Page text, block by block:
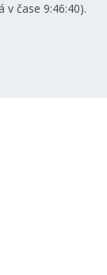
v čase 9:46:40).